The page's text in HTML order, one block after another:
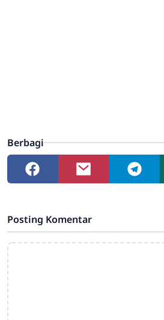
Berbagi
Posting Komentar